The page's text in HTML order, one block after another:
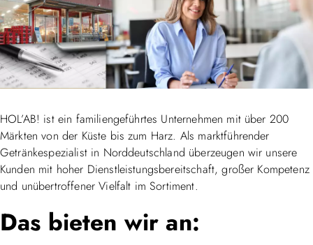
HOL’AB! ist ein familiengeführtes Unternehmen mit über 200
Märkten von der Küste bis zum Harz. Als marktführender
Getränkespezialist in Norddeutschland überzeugen wir unsere
Kunden mit hoher Dienstleistungsbereitschaft, großer Kompetenz
und unübertroffener Vielfalt im Sortiment.
Das bieten wir an: